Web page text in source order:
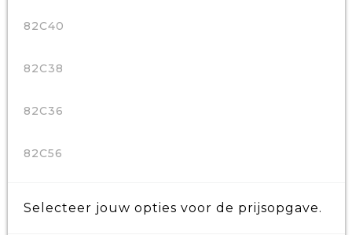
82C40
82C38
82C36
82C56
Selecteer jouw opties voor de prijsopgave.